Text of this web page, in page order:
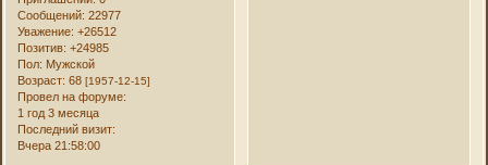
Сообщений: 22977
Уважение: +26512
Позитив: +24985
Пол: Мужской
Возраст: 68[1957-12-15]
Провел на форуме:
1 год 3 месяца
Последний визит:
Вчера 21:58:00